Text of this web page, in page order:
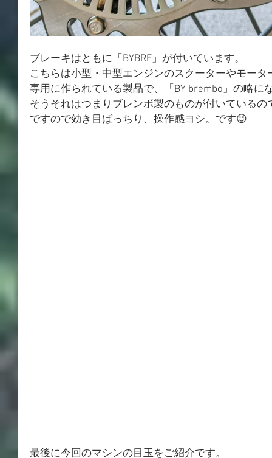
ブレーキはともに「BYBRE」が付いています。
こちらは小型・中型エンジンのスクーターやモー
専用に作られている製品で、「BY brembo」の略に
そうそれはつまりブレンボ製のものが付いているの
ですので効き目ばっちり、操作感ヨシ。です😉
最後に今回のマシンの目玉をご紹介です。